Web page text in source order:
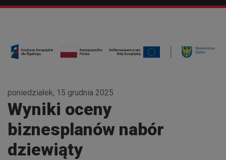
poniedziałek, 15 grudnia 2025
Wyniki oceny
biznesplanów nabór
dziewiąty